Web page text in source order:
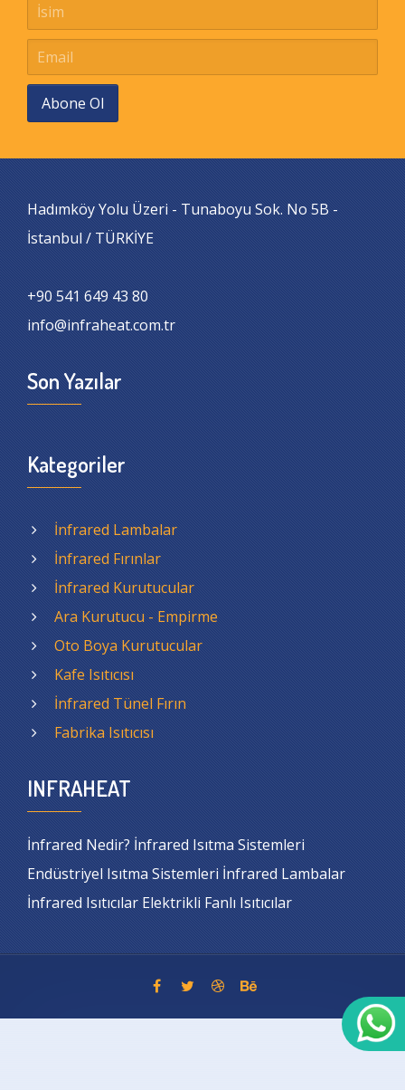
Abone Ol
Hadımköy Yolu Üzeri - Tunaboyu Sok. No 5B -
İstanbul / TÜRKİYE
+90 541 649 43 80
info@infraheat.com.tr
Son Yazılar
Kategoriler
İnfrared Lambalar
İnfrared Fırınlar
İnfrared Kurutucular
Ara Kurutucu - Empirme
Oto Boya Kurutucular
Kafe Isıtıcısı
İnfrared Tünel Fırın
Fabrika Isıtıcısı
INFRAHEAT
İnfrared Nedir? İnfrared Isıtma Sistemleri
Endüstriyel Isıtma Sistemleri İnfrared Lambalar
İnfrared Isıtıcılar Elektrikli Fanlı Isıtıcılar